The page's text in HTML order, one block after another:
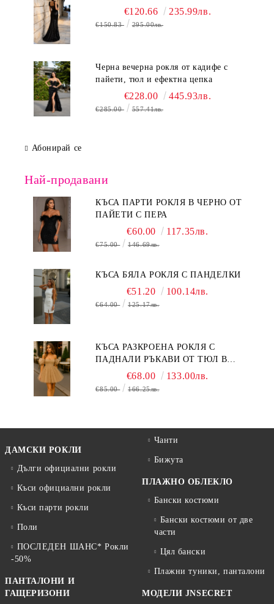
€120.66 235.99лв.
€150.83 295.00лв.
Черна вечерна рокля от кадифе с
пайети, тюл и ефектна цепка
€228.00 445.93лв.
€285.00 557.41лв.
Абонирай се
Най-продавани
КЪСА ПАРТИ РОКЛЯ В ЧЕРНО ОТ
ПАЙЕТИ С ПЕРА
€60.00 117.35лв.
€75.00 146.69лв.
КЪСА БЯЛА РОКЛЯ С ПАНДЕЛКИ
€51.20 100.14лв.
€64.00 125.17лв.
КЪСА РАЗКРОЕНА РОКЛЯ С
ПАДНАЛИ РЪКАВИ ОТ ТЮЛ В
БЕЖОВО€68.00 133.00лв.
€85.00 166.25лв.
ДАМСКИ РОКЛИ
Дълги официални рокли
Къси официални рокли
Къси парти рокли
Поли
ПОСЛЕДЕН ШАНС* Рокли
-50%
ПАНТАЛОНИ И
ГАЩЕРИЗОНИ
Чанти
Бижута
ПЛАЖНО ОБЛЕКЛО
Бански костюми
Бански костюми от две
части
Цял бански
Плажни туники, панталони
МОДЕЛИ JNSECRET